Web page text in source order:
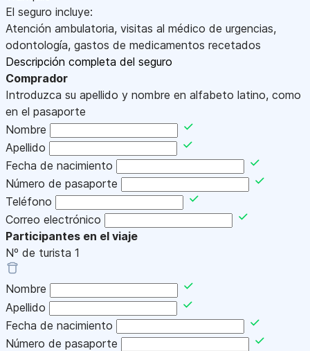
El seguro incluye:
Atención ambulatoria, visitas al médico de urgencias,
odontología, gastos de medicamentos recetados
Descripción completa del seguro
Comprador
Introduzca su apellido y nombre en alfabeto latino, como
en el pasaporte
Nombre
Apellido
Fecha de nacimiento
Número de pasaporte
Teléfono
Correo electrónico
Participantes en el viaje
Nº de turista 1
Nombre
Apellido
Fecha de nacimiento
Número de pasaporte